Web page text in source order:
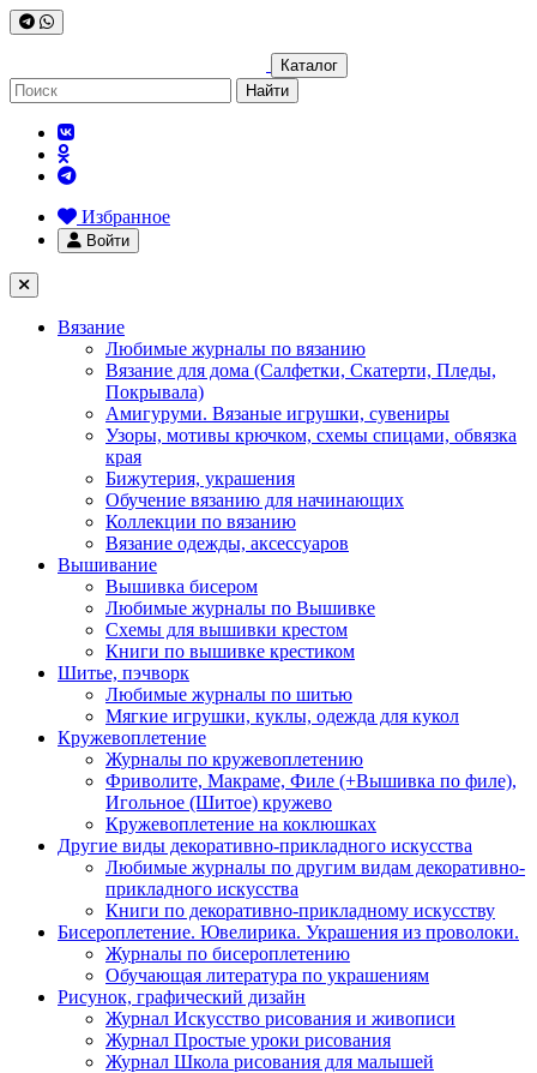
Каталог
Найти
Избранное
Войти
Вязание
Любимые журналы по вязанию
Вязание для дома (Салфетки, Скатерти, Пледы,
Покрывала)
Амигуруми. Вязаные игрушки, сувениры
Узоры, мотивы крючком, схемы спицами, обвязка
края
Бижутерия, украшения
Обучение вязанию для начинающих
Коллекции по вязанию
Вязание одежды, аксессуаров
Вышивание
Вышивка бисером
Любимые журналы по Вышивке
Схемы для вышивки крестом
Книги по вышивке крестиком
Шитье, пэчворк
Любимые журналы по шитью
Мягкие игрушки, куклы, одежда для кукол
Кружевоплетение
Журналы по кружевоплетению
Фриволите, Макраме, Филе (+Вышивка по филе),
Игольное (Шитое) кружево
Кружевоплетение на коклюшках
Другие виды декоративно-прикладного искусства
Любимые журналы по другим видам декоративно-
прикладного искусства
Книги по декоративно-прикладному искусству
Бисероплетение. Ювелирика. Украшения из проволоки.
Журналы по бисероплетению
Обучающая литература по украшениям
Рисунок, графический дизайн
Журнал Искусство рисования и живописи
Журнал Простые уроки рисования
Журнал Школа рисования для малышей